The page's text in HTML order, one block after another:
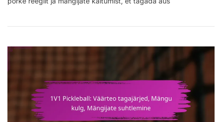
Põrke
Mängija